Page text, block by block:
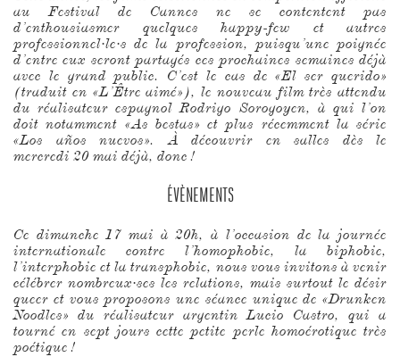
au Festival de Cannes ne se contentent pas
d’enthousiasmer quelques happy-few et autres
professionnel·le·s de la profession, puisqu’une poignée
d’entre eux seront partagés ces prochaines semaines déjà
avec le grand public. C’est le cas de «El ser querido»
(traduit en «L’Être aimé»), le nouveau film très attendu
du réalisateur espagnol Rodrigo Sorogoyen, à qui l’on
doit notamment «As bestas» et plus récemment la série
«Los años nuevos». À découvrir en salles dès le
mercredi 20 mai déjà, donc !
ÉVÈNEMENTS
Ce dimanche 17 mai à 20h, à l’occasion de la journée
internationale contre l’homophobie, la biphobie,
l’interphobie et la transphobie, nous vous invitons à venir
célébrer nombreux·ses les relations, mais surtout le désir
queer et vous proposons une séance unique de «Drunken
Noodles» du réalisateur argentin Lucio Castro, qui a
tourné en sept jours cette petite perle homoérotique très
poétique !